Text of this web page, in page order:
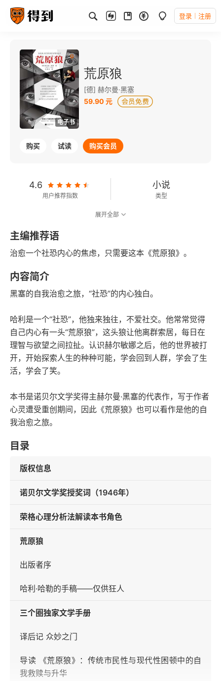
登录 注册
电子书
荒原狼
[德] 赫尔曼·黑塞
59.90 元
购买 试读 购买会员
4.6
用户推荐指数
小说
类型
201千字
字数
2022-05-01
发行日期
展开全部
主编推荐语
治愈一个社恐内心的焦虑，只需要这本《荒原狼》。
内容简介
黑塞的自我治愈之旅，“社恐”的内心独白。
哈利是一个“社恐”，他独来独往，不爱社交。他常常觉得
自己内心有一头“荒原狼”，这头狼让他离群索居，每日在
理智与欲望之间拉扯。认识赫尔敏娜之后，他的世界被打
开，开始探索人生的种种可能，学会回到人群，学会了生
活，学会了笑。
本书是诺贝尔文学奖得主赫尔曼·黑塞的代表作，写于作者
心灵遭受重创期间，因此《荒原狼》也可以看作是他的自
我治愈之旅。
目录
版权信息
诺贝尔文学奖授奖词（1946年）
荣格心理分析法解读本书角色
荒原狼
出版者序
哈利·哈勒的手稿——仅供狂人
三个圈独家文学手册
译后记 众妙之门
导读 《荒原狼》：传统市民性与现代性困顿中的自
我救赎与升华